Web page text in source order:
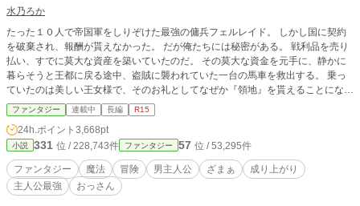
水乃ろか
たった１０人で帝国軍をしりぞけた最強の傭兵フェルレイド。 しかし国に契約
を破棄され、報酬が貰えなかった。 だが俺たちには秘密がある。 戦利品を売り
払い、すでに莫大な資産を築いていたのだ。 その莫大な資金を元手に、静かに
暮らそうと王都に戻る途中、盗賊に襲われていた一台の馬車を救出する。 乗っ
ていたのは美しい王女様で、そのお礼としてなぜか『領地』を貰えることになっ
てしまった。 だが、そこは誰も住んでいない『呪われた地』と云われる辺境の
魔境。 ……いいじゃん！ 誰もいないなんて好都合！ 悠々自適に暮らそうと意
気込む俺だったが、行きの馬車に隠れていたのは、なんと先ほど助けた王女
様！？ どうやら王城で酷い扱いを受けていた彼女は、城を捨てて俺についてき
たらしい。 王女様は命を狙われており、戻れば殺されるらしい。 ならば一緒に
連れて行くしかあるまい。 資金もあるし、誰も居ない領地も貰えて好き勝手で
ファンタジー 連載中 長編 R15
24h.ポイント 3,668pt
小説 331 位 / 228,743件 ファンタジー 57 位 / 53,295件
ファンタジー 魔法 冒険 男主人公 ざまぁ
成り上がり
主人公最強
おっさん